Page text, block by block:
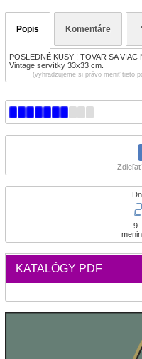
9.
KATALÓGY PDF
Popis Komentáre
POSLEDNÉ KUSY ! TOVAR SA VIAC
Vintage servítky 33x33 cm.
(vyhradzujeme si právo meniť tieto